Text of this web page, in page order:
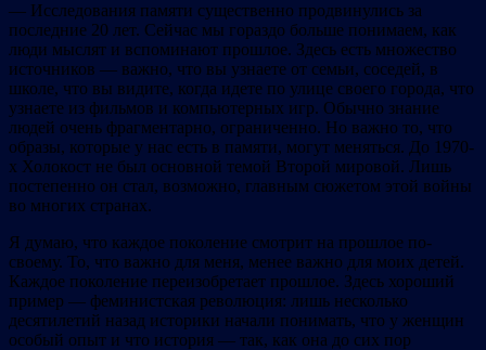
— Исследования памяти существенно продвинулись за
последние 20 лет. Сейчас мы гораздо больше понимаем, как
люди мыслят и вспоминают прошлое. Здесь есть множество
источников — важно, что вы узнаете от семьи, соседей, в
школе, что вы видите, когда идете по улице своего города, что
узнаете из фильмов и компьютерных игр. Обычно знание
людей очень фрагментарно, ограниченно. Но важно то, что
образы, которые у нас есть в памяти, могут меняться. До 1970-
х Холокост не был основной темой Второй мировой. Лишь
постепенно он стал, возможно, главным сюжетом этой войны
во многих странах.
Я думаю, что каждое поколение смотрит на прошлое по-
своему. То, что важно для меня, менее важно для моих детей.
Каждое поколение переизобретает прошлое. Здесь хороший
пример — феминистская революция: лишь несколько
десятилетий назад историки начали понимать, что у женщин
особый опыт и что история — так, как она до сих пор